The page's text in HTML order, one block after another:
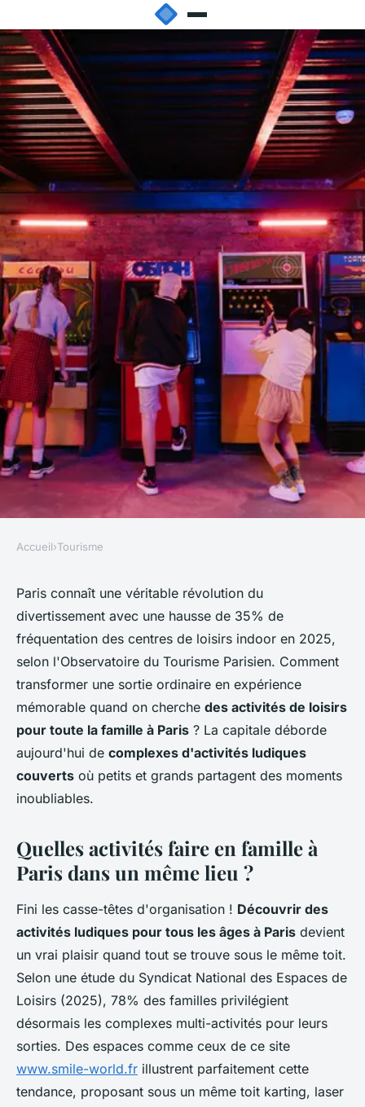
Loisirs pour tous à paris :
amusez-vous chez smile world
!
Aurélie•7 novembre 2025•6 min de lecture
Accueil›Tourisme
Paris connaît une véritable révolution du
divertissement avec une hausse de 35% de
fréquentation des centres de loisirs indoor en 2025,
selon l'Observatoire du Tourisme Parisien. Comment
transformer une sortie ordinaire en expérience
mémorable quand on cherche des activités de loisirs
pour toute la famille à Paris ? La capitale déborde
aujourd'hui de complexes d'activités ludiques
couverts où petits et grands partagent des moments
inoubliables.
Quelles activités faire en famille à
Paris dans un même lieu ?
Fini les casse-têtes d'organisation ! Découvrir des
activités ludiques pour tous les âges à Paris devient
un vrai plaisir quand tout se trouve sous le même toit.
Selon une étude du Syndicat National des Espaces de
Loisirs (2025), 78% des familles privilégient
désormais les complexes multi-activités pour leurs
sorties. Des espaces comme ceux de ce site
www.smile-world.fr illustrent parfaitement cette
tendance, proposant sous un même toit karting, laser